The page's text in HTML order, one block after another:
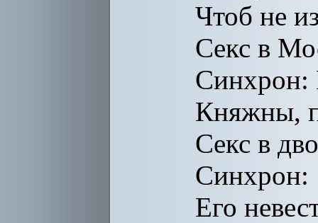
Чтоб не
Секс в
Синхрон:
Княжны,
Секс в
Его